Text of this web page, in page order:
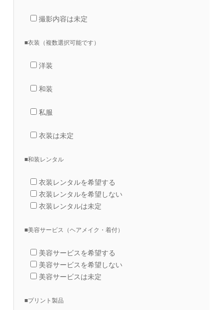
撮影内容は未定
■衣装（複数選択可能です）
洋装
和装
私服
衣装は未定
■和装レンタル
衣装レンタルを希望する
衣装レンタルを希望しない
衣装レンタルは未定
■美容サービス（ヘアメイク・着付）
美容サービスを希望する
美容サービスを希望しない
美容サービスは未定
■プリント製品